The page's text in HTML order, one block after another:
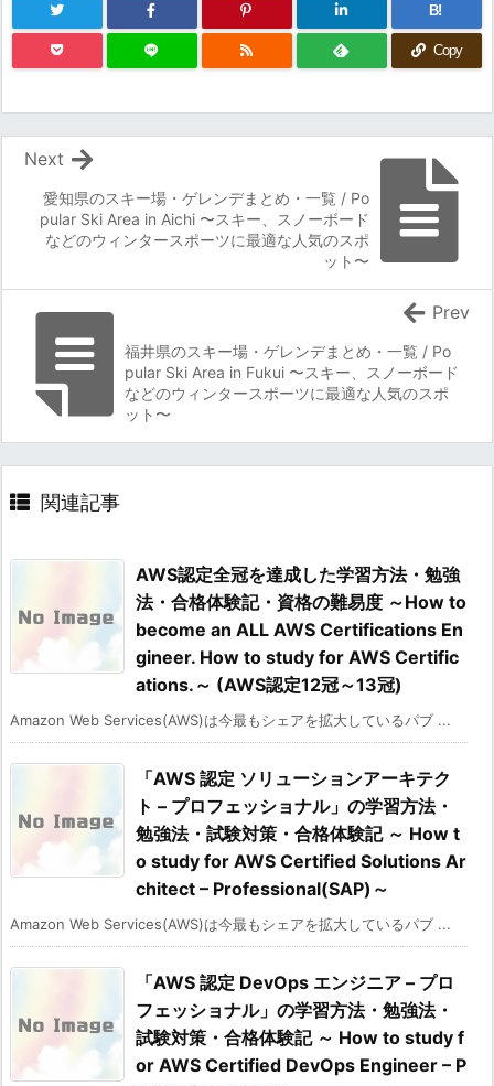
B!
Copy
愛知県のスキー場・ゲレンデまとめ・一覧 / Po
pular Ski Area in Aichi 〜スキー、スノーボード
などのウィンタースポーツに最適な人気のスポ
ット〜
Next
福井県のスキー場・ゲレンデまとめ・一覧 / Po
pular Ski Area in Fukui 〜スキー、スノーボード
などのウィンタースポーツに最適な人気のスポ
ット〜
Prev
関連記事
AWS認定全冠を達成した学習方法・勉強
法・合格体験記・資格の難易度 ～How to
become an ALL AWS Certifications En
gineer. How to study for AWS Certific
ations.～ (AWS認定12冠～13冠)
Amazon Web Services(AWS)は今最もシェアを拡大しているパブ ...
「AWS 認定 ソリューションアーキテク
ト – プロフェッショナル」の学習方法・
勉強法・試験対策・合格体験記 ～ How t
o study for AWS Certified Solutions Ar
chitect – Professional(SAP)～
Amazon Web Services(AWS)は今最もシェアを拡大しているパブ ...
「AWS 認定 DevOps エンジニア – プロ
フェッショナル」の学習方法・勉強法・
試験対策・合格体験記 ～ How to study f
or AWS Certified DevOps Engineer – P